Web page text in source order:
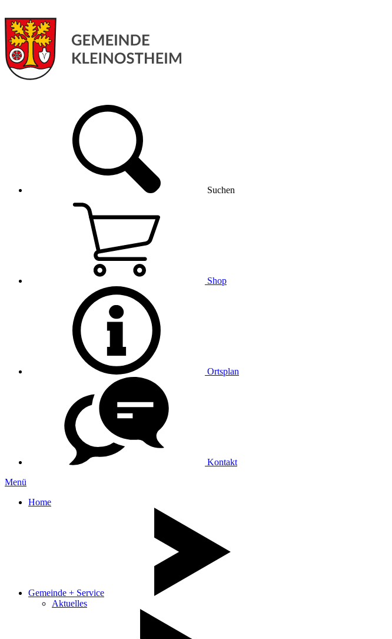
Suchen
Shop
Ortsplan
Kontakt
Menü
Home
Gemeinde + Service
Aktuelles